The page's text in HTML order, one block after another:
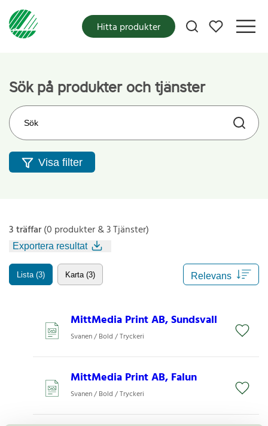
Mina favoriter
Hitta produkter
Sök på produkter och tjänster
Sök på webbplatsen
Visa filter
3 träffar(0 produkter & 3 Tjänster)
Exportera resultat
Lista (3) Karta (3)
MittMedia Print AB, Sundsvall
Svanen / Bold / Tryckeri
MittMedia Print AB, Falun
Svanen / Bold / Tryckeri